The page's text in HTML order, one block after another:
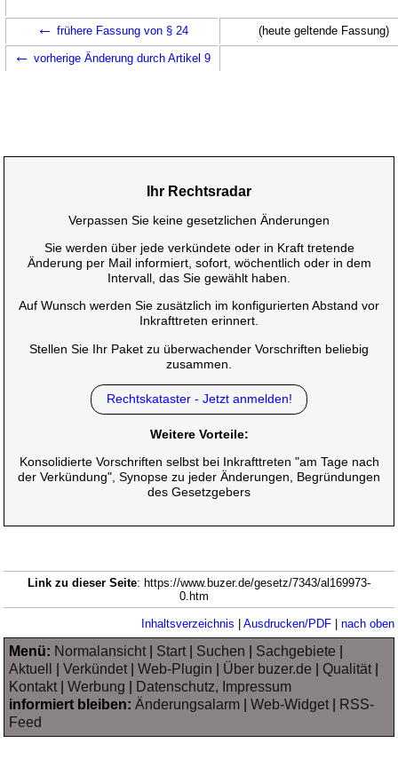
← frühere Fassung von § 24 (heute geltende Fassung)
← vorherige Änderung durch Artikel 9
Ihr Rechtsradar
Verpassen Sie keine gesetzlichen Änderungen
Sie werden über jede verkündete oder in Kraft tretende
Änderung per Mail informiert, sofort, wöchentlich oder in dem
Intervall, das Sie gewählt haben.
Auf Wunsch werden Sie zusätzlich im konfigurierten Abstand vor
Inkrafttreten erinnert.
Stellen Sie Ihr Paket zu überwachender Vorschriften beliebig
zusammen.
Rechtskataster - Jetzt anmelden!
Weitere Vorteile:
Konsolidierte Vorschriften selbst bei Inkrafttreten "am Tage nach
der Verkündung", Synopse zu jeder Änderungen, Begründungen
des Gesetzgebers
Link zu dieser Seite: https://www.buzer.de/gesetz/7343/al169973-
0.htm
Inhaltsverzeichnis Ausdrucken/PDF| nach oben
Menü: Normalansicht| Start| Suchen Sachgebiete
Aktuell
|Verkündet|Web-Plugin Über buzer.de |Qualität|
Kontakt|Werbung
Datenschutz, Impressum
informiert bleiben: Änderungsalarm |Web-Widget|
RSS-
Feed